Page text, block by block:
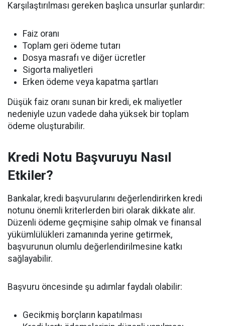
Karşılaştırılması gereken başlıca unsurlar şunlardır:
Faiz oranı
Toplam geri ödeme tutarı
Dosya masrafı ve diğer ücretler
Sigorta maliyetleri
Erken ödeme veya kapatma şartları
Düşük faiz oranı sunan bir kredi, ek maliyetler
nedeniyle uzun vadede daha yüksek bir toplam
ödeme oluşturabilir.
Kredi Notu Başvuruyu Nasıl
Etkiler?
Bankalar, kredi başvurularını değerlendirirken kredi
notunu önemli kriterlerden biri olarak dikkate alır.
Düzenli ödeme geçmişine sahip olmak ve finansal
yükümlülükleri zamanında yerine getirmek,
başvurunun olumlu değerlendirilmesine katkı
sağlayabilir.
Başvuru öncesinde şu adımlar faydalı olabilir:
Gecikmiş borçların kapatılması